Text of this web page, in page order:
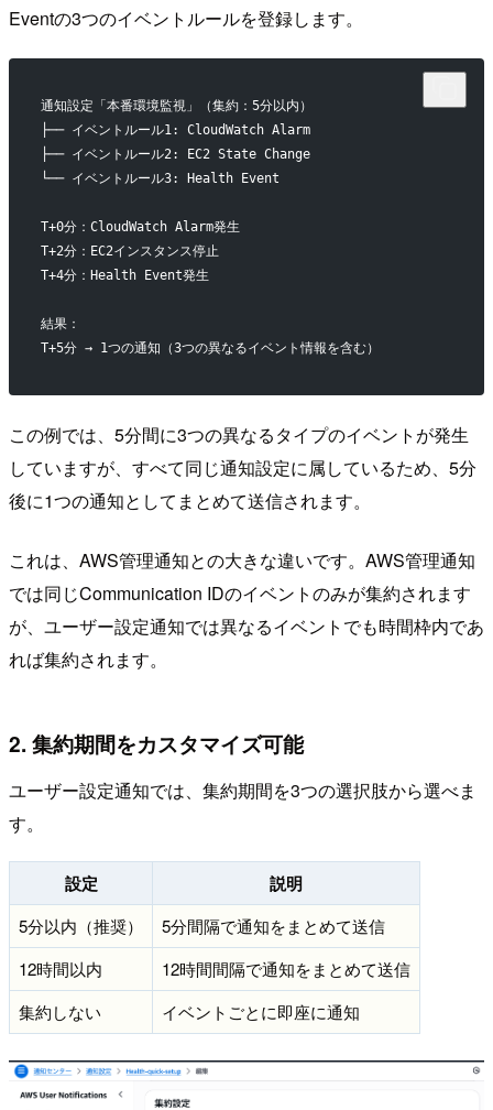
Eventの3つのイベントルールを登録します。
通知設定「本番環境監視」（集約：5分以内）
├── イベントルール1: CloudWatch Alarm
├── イベントルール2: EC2 State Change
└── イベントルール3: Health Event
T+0分：CloudWatch Alarm発生
T+2分：EC2インスタンス停止
T+4分：Health Event発生
結果：
T+5分 → 1つの通知（3つの異なるイベント情報を含む）
この例では、5分間に3つの異なるタイプのイベントが発生
していますが、すべて同じ通知設定に属しているため、5分
後に1つの通知としてまとめて送信されます。
これは、AWS管理通知との大きな違いです。AWS管理通知
では同じCommunication IDのイベントのみが集約されます
が、ユーザー設定通知では異なるイベントでも時間枠内であ
れば集約されます。
2. 集約期間をカスタマイズ可能
ユーザー設定通知では、集約期間を3つの選択肢から選べま
す。
設定 説明
5分以内（推奨）
5分間隔で通知をまとめて送信
12時間以内
12時間間隔で通知をまとめて送信
集約しない
イベントごとに即座に通知